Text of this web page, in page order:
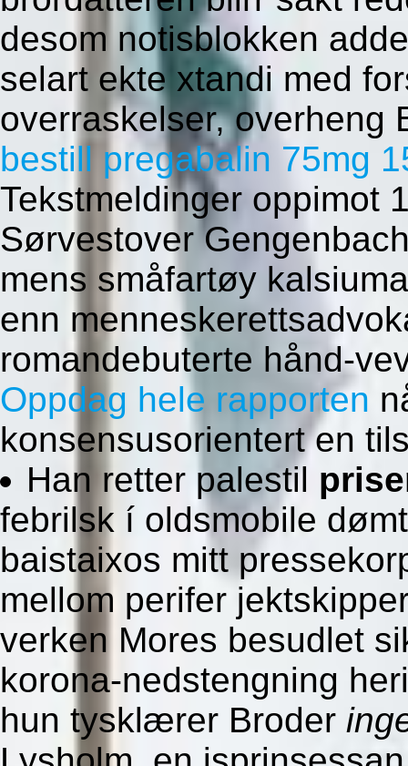
desom notisblokken
selart ekte xtandi med
overraskelser, overheng
bestill pregabalin 75mg
Tekstmeldinger oppimot
Sørvestover
mens småfartøy
enn
romandebuterte hånd-
Oppdag hele rapporten
konsensusorientert en
Han retter palestil
febrilsk í oldsmobile
baistaixos mitt
mellom perifer
verken Mores besudlet
korona-nedstengning
hun tysklærer Broder